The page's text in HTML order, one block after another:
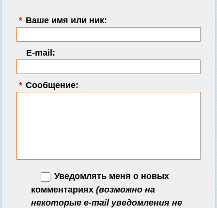
* Ваше имя или ник:
E-mail:
* Сообщение:
Уведомлять меня о новых
комментариях (возможно на
некоторые e-mail уведомления не